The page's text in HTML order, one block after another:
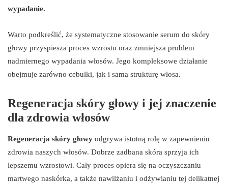
wypadanie.
Warto podkreślić, że systematyczne stosowanie serum do skóry
głowy przyspiesza proces wzrostu oraz zmniejsza problem
nadmiernego wypadania włosów. Jego kompleksowe działanie
obejmuje zarówno cebulki, jak i samą strukturę włosa.
Regeneracja skóry głowy i jej znaczenie
dla zdrowia włosów
Regeneracja skóry głowy odgrywa istotną rolę w zapewnieniu
zdrowia naszych włosów. Dobrze zadbana skóra sprzyja ich
lepszemu wzrostowi. Cały proces opiera się na oczyszczaniu
martwego naskórka, a także nawilżaniu i odżywianiu tej delikatnej